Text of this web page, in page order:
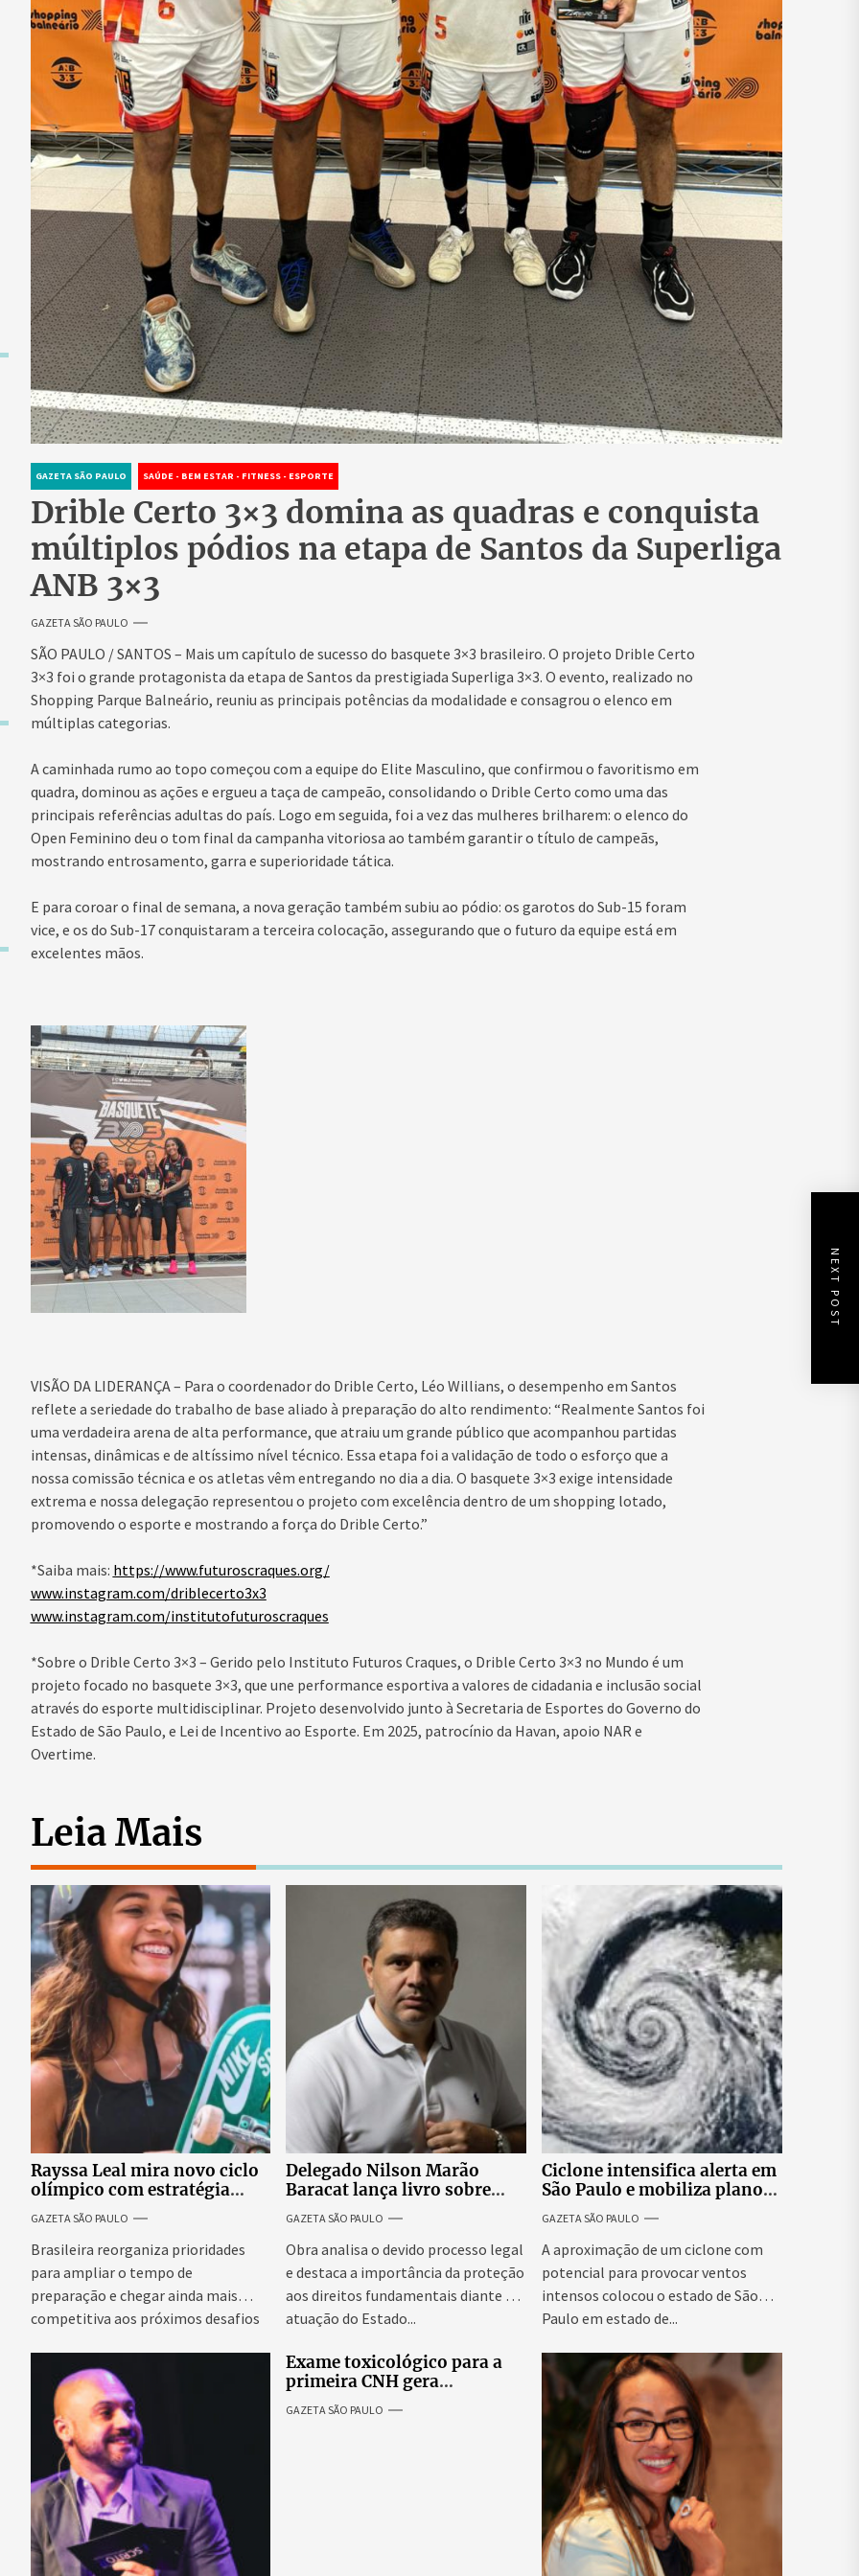
GAZETA SÃO PAULO SAÚDE - BEM ESTAR - FITNESS - ESPORTE
Drible Certo 3×3 domina as quadras e conquista
múltiplos pódios na etapa de Santos da Superliga
ANB 3×3
GAZETA SÃO PAULO
SÃO PAULO / SANTOS – Mais um capítulo de sucesso do basquete 3×3 brasileiro. O projeto Drible Certo
3×3 foi o grande protagonista da etapa de Santos da prestigiada Superliga 3×3. O evento, realizado no
Shopping Parque Balneário, reuniu as principais potências da modalidade e consagrou o elenco em
múltiplas categorias.
A caminhada rumo ao topo começou com a equipe do Elite Masculino, que confirmou o favoritismo em
quadra, dominou as ações e ergueu a taça de campeão, consolidando o Drible Certo como uma das
principais referências adultas do país. Logo em seguida, foi a vez das mulheres brilharem: o elenco do
Open Feminino deu o tom final da campanha vitoriosa ao também garantir o título de campeãs,
mostrando entrosamento, garra e superioridade tática.
E para coroar o final de semana, a nova geração também subiu ao pódio: os garotos do Sub-15 foram
vice, e os do Sub-17 conquistaram a terceira colocação, assegurando que o futuro da equipe está em
excelentes mãos.
VISÃO DA LIDERANÇA – Para o coordenador do Drible Certo, Léo Willians, o desempenho em Santos
reflete a seriedade do trabalho de base aliado à preparação do alto rendimento: “Realmente Santos foi
uma verdadeira arena de alta performance, que atraiu um grande público que acompanhou partidas
intensas, dinâmicas e de altíssimo nível técnico. Essa etapa foi a validação de todo o esforço que a
nossa comissão técnica e os atletas vêm entregando no dia a dia. O basquete 3×3 exige intensidade
extrema e nossa delegação representou o projeto com excelência dentro de um shopping lotado,
promovendo o esporte e mostrando a força do Drible Certo.”
*Saiba mais: https://www.futuroscraques.org/
www.instagram.com/driblecerto3x3
www.instagram.com/institutofuturoscraques
*Sobre o Drible Certo 3×3 – Gerido pelo Instituto Futuros Craques, o Drible Certo 3×3 no Mundo é um
projeto focado no basquete 3×3, que une performance esportiva a valores de cidadania e inclusão social
através do esporte multidisciplinar. Projeto desenvolvido junto à Secretaria de Esportes do Governo do
Estado de São Paulo, e Lei de Incentivo ao Esporte. Em 2025, patrocínio da Havan, apoio NAR e
Overtime.
NEXT POST
Leia Mais
Rayssa Leal mira novo ciclo
olímpico com estratégia
voltada a mais treinos e
evolução no skate
GAZETA SÃO PAULO
Brasileira reorganiza prioridades
para ampliar o tempo de
preparação e chegar ainda mais
competitiva aos próximos desafios
Delegado Nilson Marão
Baracat lança livro sobre
garantias constitucionais no
processo penal brasileiro
GAZETA SÃO PAULO
Obra analisa o devido processo legal
e destaca a importância da proteção
aos direitos fundamentais diante da
atuação do Estado...
Ciclone intensifica alerta em
São Paulo e mobiliza plano
emergencial para evitar
impactos no fornecimento
de energia
GAZETA SÃO PAULO
A aproximação de um ciclone com
potencial para provocar ventos
intensos colocou o estado de São
Paulo em estado de...
Exame toxicológico para a
primeira CNH gera
denúncias de cortes
excessivos de cabelo e
GAZETA SÃO PAULO